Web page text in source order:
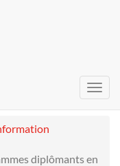
diplômants en